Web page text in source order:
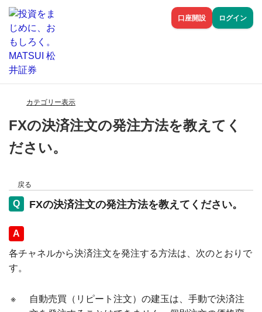
口座開設 ログイン
カテゴリー表示
FXの決済注文の発注方法を教えてく
ださい。
戻る
FXの決済注文の発注方法を教えてください。
回答
各チャネルから決済注文を発注する方法は、次のとおりで
す。
※
自動売買（リピート注文）の建玉は、手動で決済注